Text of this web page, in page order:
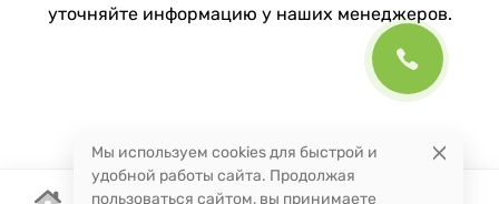
уточняйте информацию у наших менеджеров.
Мы используем cookies для быстрой и
удобной работы сайта. Продолжая
пользоваться сайтом, вы принимаете